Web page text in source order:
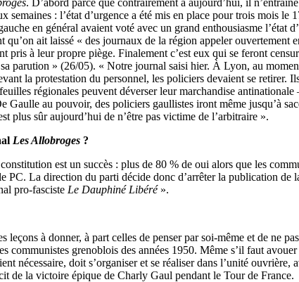
semaines : l’état d’urgence a été mis en place pour trois mois
en général avaient voté avec un grand enthousiasme l’état
ait laissé « des journaux de la région appeler
pris à leur propre piège. Finalement c’est eux qui se feront
parution » (26/05). « Notre journal saisi hier. À Lyon, au
la protestation du personnel, les policiers devaient se retirer.
régionales peuvent déverser leur marchandise antinationale
au pouvoir, des policiers gaullistes iront même jusqu’à
plus sûr aujourd’hui de n’être pas victime de l’arbitraire ».
Les Allobroges ?
est un succès : plus de 80 % de oui alors que les
PC. La direction du parti décide donc d’arrêter la publication de
pro-fasciste Le Dauphiné Libéré».
leçons à donner, à part celles de penser par soi-même et de ne
communistes grenoblois des années 1950. Même s’il faut
nécessaire, doit s’organiser et se réaliser dans l’unité
de la victoire épique de Charly Gaul pendant le Tour de France.